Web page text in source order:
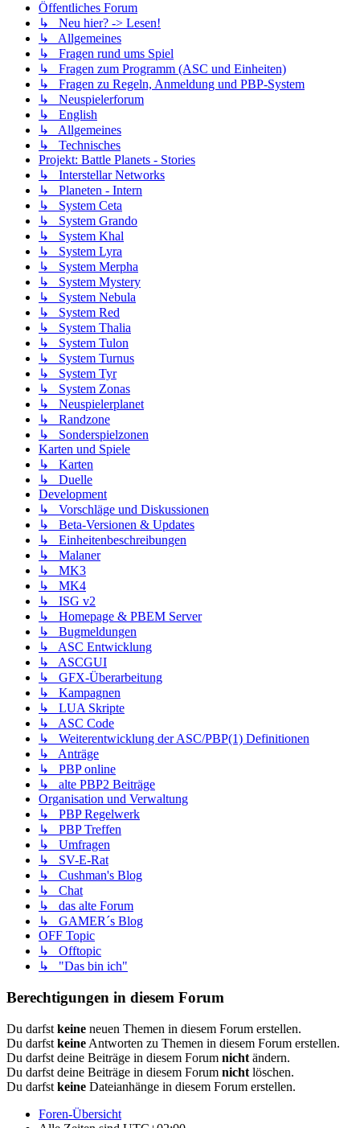
Öffentliches Forum
↳ Neu hier? -> Lesen!
↳ Allgemeines
↳ Fragen rund ums Spiel
↳ Fragen zum Programm (ASC und Einheiten)
↳ Fragen zu Regeln, Anmeldung und PBP-System
↳ Neuspielerforum
↳ English
↳ Allgemeines
↳ Technisches
Projekt: Battle Planets - Stories
↳ Interstellar Networks
↳ Planeten - Intern
↳ System Ceta
↳ System Grando
↳ System Khal
↳ System Lyra
↳ System Merpha
↳ System Mystery
↳ System Nebula
↳ System Red
↳ System Thalia
↳ System Tulon
↳ System Turnus
↳ System Tyr
↳ System Zonas
↳ Neuspielerplanet
↳ Randzone
↳ Sonderspielzonen
Karten und Spiele
↳ Karten
↳ Duelle
Development
↳ Vorschläge und Diskussionen
↳ Beta-Versionen & Updates
↳ Einheitenbeschreibungen
↳ Malaner
↳ MK3
↳ MK4
↳ ISG v2
↳ Homepage & PBEM Server
↳ Bugmeldungen
↳ ASC Entwicklung
↳ ASCGUI
↳ GFX-Überarbeitung
↳ Kampagnen
↳ LUA Skripte
↳ ASC Code
↳ Weiterentwicklung der ASC/PBP(1) Definitionen
↳ Anträge
↳ PBP online
↳ alte PBP2 Beiträge
Organisation und Verwaltung
↳ PBP Regelwerk
↳ PBP Treffen
↳ Umfragen
↳ SV-E-Rat
↳ Cushman's Blog
↳ Chat
↳ das alte Forum
↳ GAMER´s Blog
OFF Topic
↳ Offtopic
↳ "Das bin ich"
Berechtigungen in diesem Forum
Du darfst keine neuen Themen in diesem Forum erstellen.
Du darfst keine Antworten zu Themen in diesem Forum erstellen.
Du darfst deine Beiträge in diesem Forum nicht ändern.
Du darfst deine Beiträge in diesem Forum nicht löschen.
Du darfst keine Dateianhänge in diesem Forum erstellen.
Foren-Übersicht